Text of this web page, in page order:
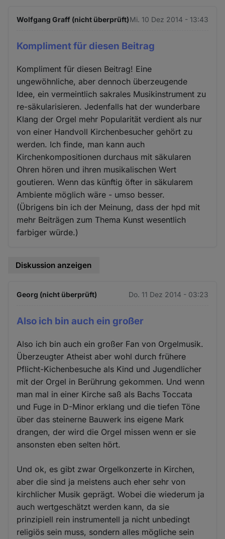
Wolfgang Graff (nicht überprüft)Mi. 10 Dez 2014 - 13:43
Kompliment für diesen Beitrag
Kompliment für diesen Beitrag! Eine
ungewöhnliche, aber dennoch überzeugende
Idee, ein vermeintlich sakrales Musikinstrument zu
re-säkularisieren. Jedenfalls hat der wunderbare
Klang der Orgel mehr Popularität verdient als nur
von einer Handvoll Kirchenbesucher gehört zu
werden. Ich finde, man kann auch
Kirchenkompositionen durchaus mit säkularen
Ohren hören und ihren musikalischen Wert
goutieren. Wenn das künftig öfter in säkularem
Ambiente möglich wäre - umso besser.
(Übrigens bin ich der Meinung, dass der hpd mit
mehr Beiträgen zum Thema Kunst wesentlich
farbiger würde.)
Diskussion anzeigen
Georg (nicht überprüft) Do. 11 Dez 2014 - 03:23
Also ich bin auch ein großer
Also ich bin auch ein großer Fan von Orgelmusik.
Überzeugter Atheist aber wohl durch frühere
Pflicht-Kichenbesuche als Kind und Jugendlicher
mit der Orgel in Berührung gekommen. Und wenn
man mal in einer Kirche saß als Bachs Toccata
und Fuge in D-Minor erklang und die tiefen Töne
über das steinerne Bauwerk ins eigene Mark
drangen, der wird die Orgel missen wenn er sie
ansonsten eben selten hört.
Und ok, es gibt zwar Orgelkonzerte in Kirchen,
aber die sind ja meistens auch eher sehr von
kirchlicher Musik geprägt. Wobei die wiederum ja
auch wertgeschätzt werden kann, da sie
prinzipiell rein instrumentell ja nicht unbedingt
religiös sein muss, sondern alles mögliche sein